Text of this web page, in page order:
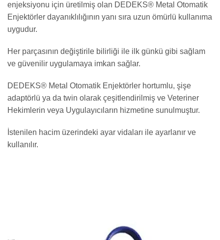
enjeksiyonu için üretilmiş olan DEDEKS® Metal Otomatik
Enjektörler dayanıklılığının yanı sıra uzun ömürlü kullanıma
uygudur.
Her parçasının değiştirile bilirliği ile ilk günkü gibi sağlam
ve güvenilir uygulamaya imkan sağlar.
DEDEKS® Metal Otomatik Enjektörler hortumlu, şişe
adaptörlü ya da twin olarak çeşitlendirilmiş ve Veteriner
Hekimlerin veya Uygulayıcıların hizmetine sunulmuştur.
İstenilen hacim üzerindeki ayar vidaları ile ayarlanır ve
kullanılır.